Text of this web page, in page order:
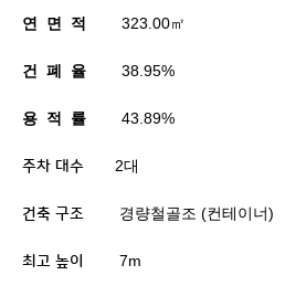
연 면 적 323.00㎡
건 폐 율 38.95%
용 적 률 43.89%
주차 대수 2대
건축 구조 경량철골조 (컨테이너)
최고 높이 7m